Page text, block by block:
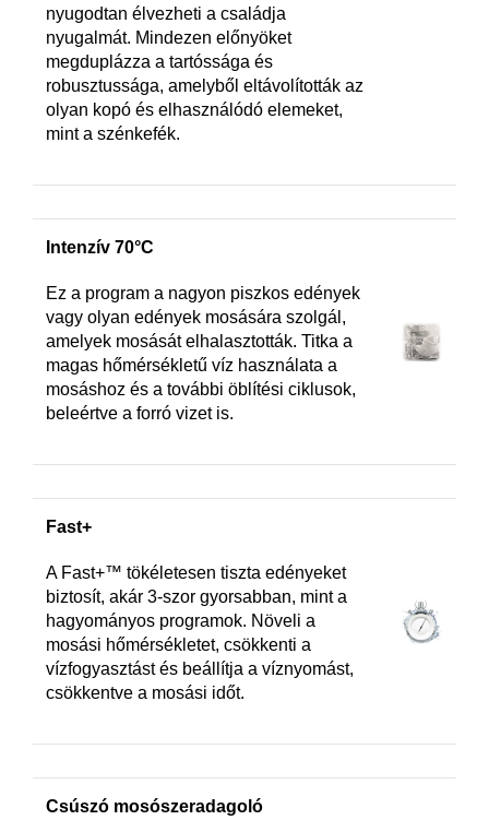
nyugodtan élvezheti a családja
nyugalmát. Mindezen előnyöket
megduplázza a tartóssága és
robusztussága, amelyből eltávolították az
olyan kopó és elhasználódó elemeket,
mint a szénkefék.
Intenzív 70°C
Ez a program a nagyon piszkos edények
vagy olyan edények mosására szolgál,
amelyek mosását elhalasztották. Titka a
magas hőmérsékletű víz használata a
mosáshoz és a további öblítési ciklusok,
beleértve a forró vizet is.
Fast+
A Fast+™ tökéletesen tiszta edényeket
biztosít, akár 3-szor gyorsabban, mint a
hagyományos programok. Növeli a
mosási hőmérsékletet, csökkenti a
vízfogyasztást és beállítja a víznyomást,
csökkentve a mosási időt.
Csúszó mosószeradagoló